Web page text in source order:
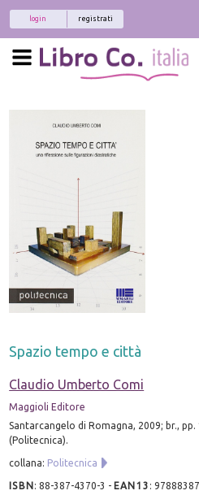
registrati
login
Spazio tempo e città
Claudio Umberto Comi
Maggioli Editore
Santarcangelo di Romagna, 2009; br., pp.
(Politecnica).
collana: Politecnica
ISBN:88-387-4370-3 - EAN13 :